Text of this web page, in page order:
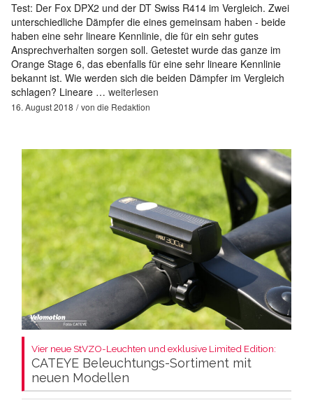
Test: Der Fox DPX2 und der DT Swiss R414 im Vergleich. Zwei
unterschiedliche Dämpfer die eines gemeinsam haben - beide
haben eine sehr lineare Kennlinie, die für ein sehr gutes
Ansprechverhalten sorgen soll. Getestet wurde das ganze im
Orange Stage 6, das ebenfalls für eine sehr lineare Kennlinie
bekannt ist. Wie werden sich die beiden Dämpfer im Vergleich
schlagen? Lineare … weiterlesen
16. August 2018 von die Redaktion
Vier neue StVZO-Leuchten und exklusive Limited Edition:
CATEYE Beleuchtungs-Sortiment mit
neuen Modellen